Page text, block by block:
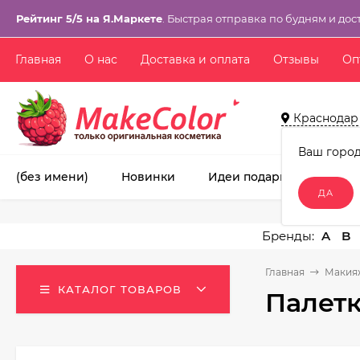
Рейтинг 5/5 на Я.Маркете . Быстрая отправка по будням и
Главная О нас Доставка и оплата Отзывы
Краснодар
Ваш
(без имени)
Новинки Идеи подарков!
A B
КАТАЛОГ ТОВАРОВ
Главная